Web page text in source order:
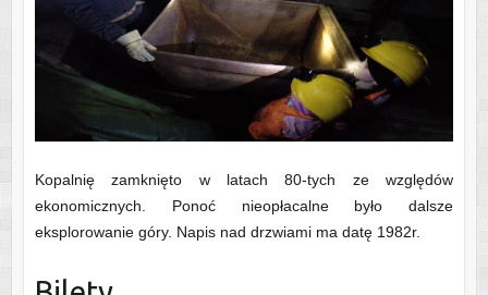
Kopalnię zamknięto w latach 80-tych ze względów
ekonomicznych. Ponoć nieopłacalne było dalsze
eksplorowanie góry. Napis nad drzwiami ma datę 1982r.